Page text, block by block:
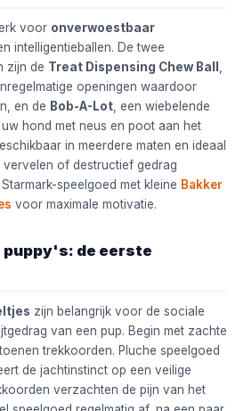
voor onverwoestbaar
intelligentieballen. De twee
zijn de Treat Dispensing Chew Ball
openingen waardoor
en de Bob-A-Lot , een wiebelende
hond met neus en poot aan het
in meerdere maten en ideaal
of destructief gedrag
speelgoed met kleine Bakker
voor maximale motivatie.
puppy's: de eerste
zijn belangrijk voor de sociale
van een pup. Begin met zachte
trekkoorden. Pluche speelgoed
de jachtinstinct op een veilige
verzachten de pijn van het